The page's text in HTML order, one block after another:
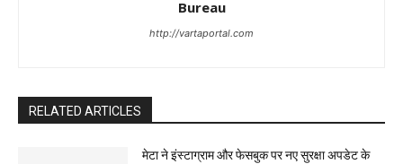
Bureau
http://vartaportal.com
RELATED ARTICLES
मेटा ने इंस्टाग्राम और फेसबुक पर नए सुरक्षा अपडेट के